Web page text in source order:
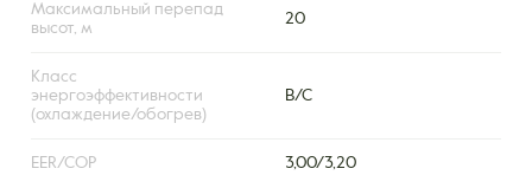
Максимальный перепад
высот, м
20
Класс
энергоэффективности
(охлаждение/обогрев)
B/C
EER/COP 3,00/3,20